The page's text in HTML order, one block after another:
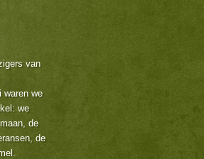
van
waren we
we
de
de